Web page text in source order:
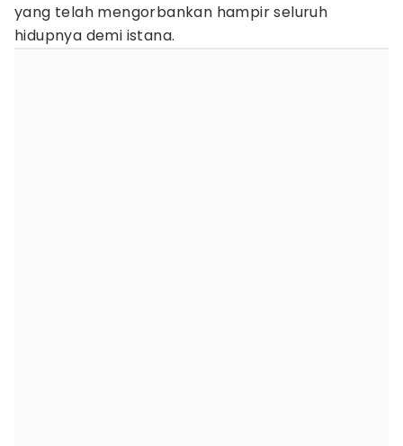
yang telah mengorbankan hampir seluruh
hidupnya demi istana.